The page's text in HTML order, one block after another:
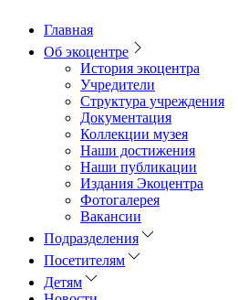
Главная
Об экоцентре
История экоцентра
Учредители
Структура учреждения
Документация
Коллекции музея
Наши достижения
Наши публикации
Издания Экоцентра
Фотогалерея
Вакансии
Подразделения
Посетителям
Детям